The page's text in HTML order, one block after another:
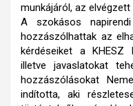
munkájáról, az
A szokásos
hozzászólhattak az
kérdéseiket a KHESZ
illetve javaslatokat
hozzászólásokat
indította, aki